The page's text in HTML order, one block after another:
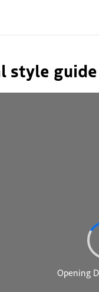
style